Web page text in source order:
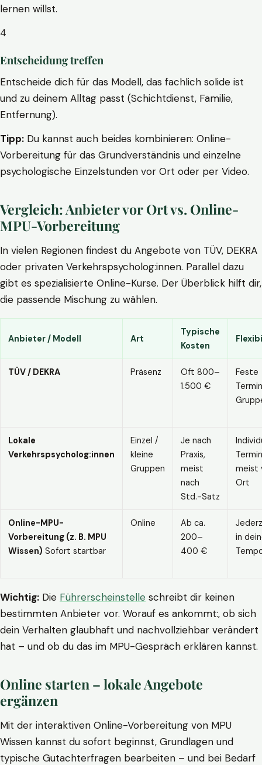
lernen willst.
4
Entscheidung treffen
Entscheide dich für das Modell, das fachlich solide ist
und zu deinem Alltag passt (Schichtdienst, Familie,
Entfernung).
Tipp: Du kannst auch beides kombinieren: Online-
Vorbereitung für das Grundverständnis und einzelne
psychologische Einzelstunden vor Ort oder per Video.
Vergleich: Anbieter vor Ort vs. Online-
MPU-Vorbereitung
In vielen Regionen findest du Angebote von TÜV, DEKRA
oder privaten Verkehrspsycholog:innen. Parallel dazu
gibt es spezialisierte Online-Kurse. Der Überblick hilft dir,
die passende Mischung zu wählen.
Anbieter / Modell Art
Typische
Kosten
TÜV / DEKRA Präsenz
Oft 800–
1.500 €
Feste
Lokale
Verkehrspsycholog:innen
Einzel /
kleine
Gruppen
Je nach
Praxis,
meist
nach
Std.-Satz
meist
Ort
Online-MPU-
Vorbereitung (z. B. MPU
Wissen) Sofort startbar
Online
Ab ca.
200–
400 €
in
Wichtig: Die Führerscheinstelle schreibt dir keinen
bestimmten Anbieter vor. Worauf es ankommt:, ob sich
dein Verhalten glaubhaft und nachvollziehbar verändert
hat – und ob du das im MPU-Gespräch erklären kannst.
Online starten – lokale Angebote
ergänzen
Mit der interaktiven Online-Vorbereitung von MPU
Wissen kannst du sofort beginnst, Grundlagen und
typische Gutachterfragen bearbeiten – und bei Bedarf